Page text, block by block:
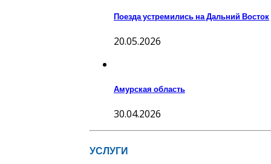
Поезда устремились на Дальний Восток
20.05.2026
Амурская область
30.04.2026
УСЛУГИ